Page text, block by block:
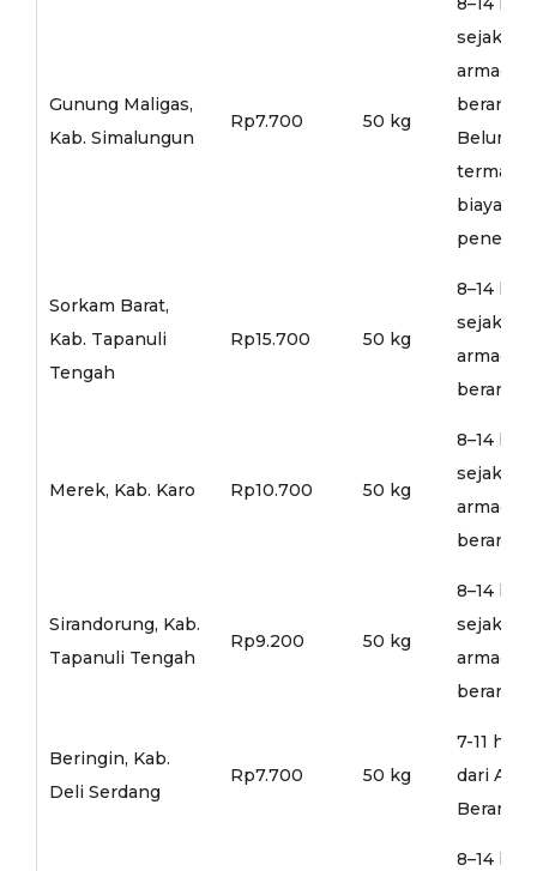
Gunung Maligas,
Kab. Simalungun
Rp7.700 50 kg
sejak
armada
Belum
biaya
Sorkam Barat,
Kab. Tapanuli
Tengah
Rp15.700 50 kg
8–14 hari
sejak
armada
Merek, Kab. Karo Rp10.700 50 kg
8–14 hari
sejak
armada
Sirandorung, Kab.
Tapanuli Tengah
Rp9.200 50 kg
8–14 hari
sejak
armada
Beringin, Kab.
Deli Serdang
Rp7.700 50 kg
7-11 hari
dari
8–14 hari